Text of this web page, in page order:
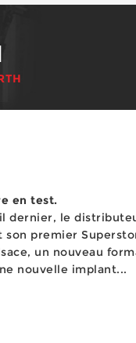
en test.
dernier, le
son premier
un nouveau
nouvelle implant...